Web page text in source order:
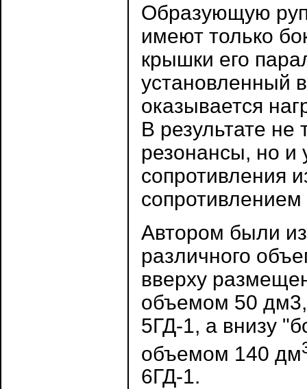
Образующую
имеют только
крышки его
установленный
оказывается
В результате не
резонансы, но и
сопротивления
Автором были
различного
вверху
объемом 50
5ГД-1, а внизу
объемом 140 дм
6ГД-1.